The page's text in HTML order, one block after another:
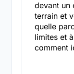
devant un
terrain et
quelle
limites et
comment